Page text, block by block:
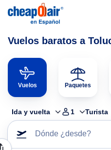
Vuelos baratos a
Vuelos Paquetes
Ida y vuelta 1 Turista
Dónde ¿desde?